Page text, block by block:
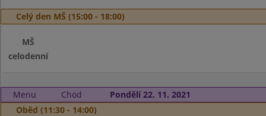
Celý den MŠ (15:00 - 18:00)
MŠ
celodenní
Menu Chod
Pondělí 22. 11. 2021
Oběd (11:30 - 14:00)